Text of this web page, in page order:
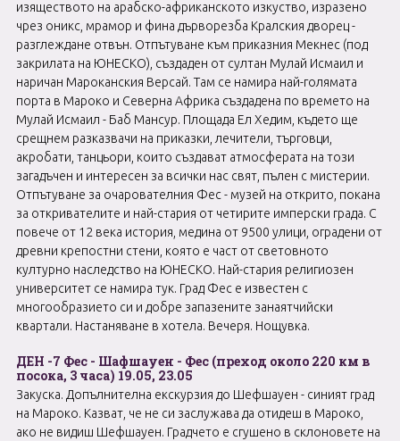
изяществото на арабско-африканското изкуство, изразено
чрез оникс, мрамор и фина дърворезба Кралския дворец -
разглеждане отвън. Отпътуване към приказния Мекнес (под
закрилата на ЮНЕСКО), създаден от султан Мулай Исмаил и
наричан Мароканския Версай. Там се намира най-голямата
порта в Мароко и Северна Африка създадена по времето на
Мулай Исмаил - Баб Мансур. Площада Ел Хедим, където ще
срещнем разказвачи на приказки, лечители, търговци,
акробати, танцьори, които създават атмосферата на този
загадъчен и интересен за всички нас свят, пълен с мистерии.
Отпътуване за очарователния Фес - музей на открито, покана
за откривателите и най-стария от четирите имперски града. С
повече от 12 века история, медина от 9500 улици, оградени от
древни крепостни стени, която е част от световното
културно наследство на ЮНЕСКО. Най-стария религиозен
университет се намира тук. Град Фес е известен с
многообразието си и добре запазените занаятчийски
квартали. Настаняване в хотела. Вечеря. Нощувка.
ДЕН -7 Фес - Шафшауен - Фес (преход около 220 км в
посока, 3 часа) 19.05, 23.05
Закуска. Допълнителна екскурзия до Шефшауен - синият град
на Мароко. Казват, че не си заслужава да отидеш в Мароко,
ако не видиш Шефшауен. Градчето е сгушено в склоновете на